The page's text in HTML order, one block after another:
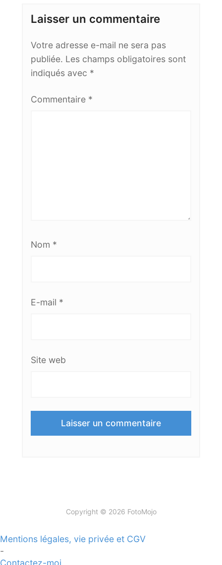
Laisser un commentaire
Votre adresse e-mail ne sera pas
publiée. Les champs obligatoires sont
indiqués avec *
Commentaire *
Nom *
E-mail *
Site web
Copyright © 2026 FotoMojo
Mentions légales, vie privée et CGV
-
Contactez-moi